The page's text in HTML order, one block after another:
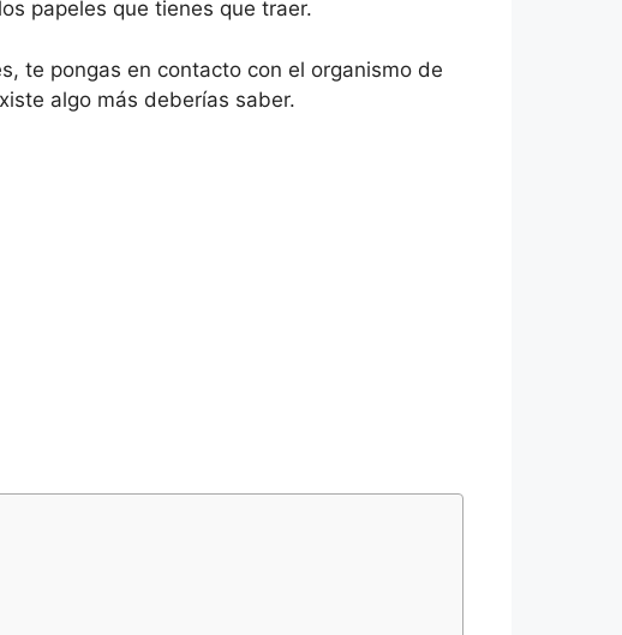
papeles que tienes que traer.
te pongas en contacto con el organismo de
algo más deberías saber.